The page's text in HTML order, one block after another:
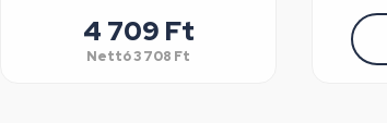
4 709 Ft
Nettó3 708 Ft